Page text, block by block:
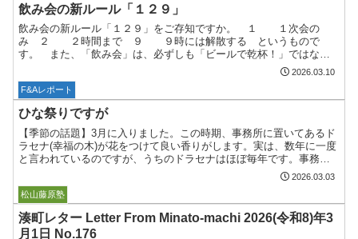
飲み会の新ルール「１２９」
飲み会の新ルール「１２９」をご存知ですか。 １ １次会の
み ２ ２時間まで ９ ９時には解散する というもので
す。 また、「飲み会」は、必ずしも「ビールで乾杯！」ではない
ことも、心得ていたい点です。 昔は、「とりビー」（とりあえす
ビー...
2026.03.10
F&Aレポート
ひな祭りですが
【季節の話題】3月に入りました。この時期、事務所に置いてあるド
ラセナ(幸福の木)が花をつけて良い香りがします。実は、数年に一度
と言われているのですが、うちのドラセナはほぼ毎年です。事務所
開設のお祝いでいただいたもので、なんと35年。見るから...2026.03.03
ボストーク
松山藤原塾
湊町レター Letter From Minato-machi 2026(令和8)年3
⽉1⽇ No.176